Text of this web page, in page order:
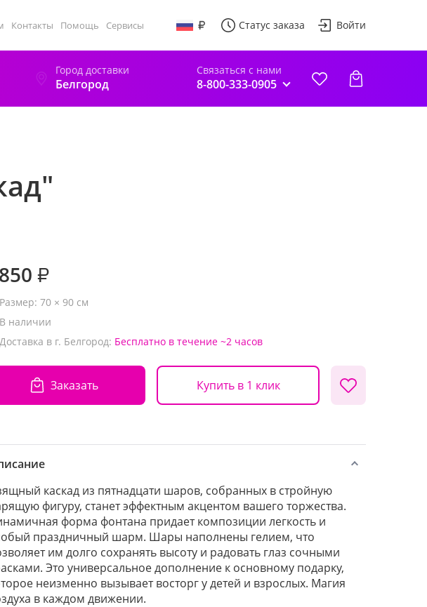
Контакты Помощь Сервисы Статус заказа Войти
Город доставки
Белгород
Связаться с нами
8-800-333-0905
₽
Размер: 70 × 90 см
В наличии
Доставка в г. Белгород: Бесплатно в течение ~2 часов
Заказать Купить в 1 клик
каскад из пятнадцати шаров, собранных в стройную
фигуру, станет эффектным акцентом вашего торжества.
форма фонтана придает композиции легкость и
праздничный шарм. Шары наполнены гелием, что
им долго сохранять высоту и радовать глаз сочными
Это универсальное дополнение к основному подарку,
неизменно вызывает восторг у детей и взрослых. Магия
в каждом движении.